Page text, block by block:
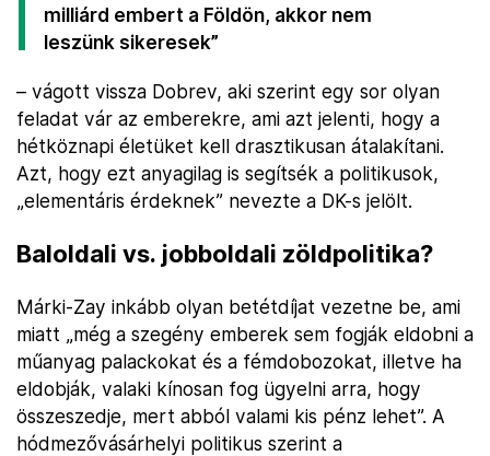
milliárd embert a Földön, akkor nem
leszünk sikeresek”
– vágott vissza Dobrev, aki szerint egy sor olyan
feladat vár az emberekre, ami azt jelenti, hogy a
hétköznapi életüket kell drasztikusan átalakítani.
Azt, hogy ezt anyagilag is segítsék a politikusok,
„elementáris érdeknek” nevezte a DK-s jelölt.
Baloldali vs. jobboldali zöldpolitika?
Márki-Zay inkább olyan betétdíjat vezetne be, ami
miatt „még a szegény emberek sem fogják eldobni a
műanyag palackokat és a fémdobozokat, illetve ha
eldobják, valaki kínosan fog ügyelni arra, hogy
összeszedje, mert abból valami kis pénz lehet”. A
hódmezővásárhelyi politikus szerint a